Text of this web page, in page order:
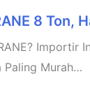
8 Ton,
Importir
Paling Murah…